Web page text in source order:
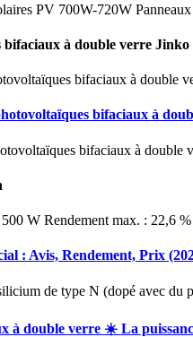
PV 700W-720W
bifaciaux à double verre
bifaciaux à double
bifaciaux à
bifaciaux à
W Rendement max. : 22,6
: Avis, Rendement, Prix
de type N (dopé avec du
à double verre ☀️ La